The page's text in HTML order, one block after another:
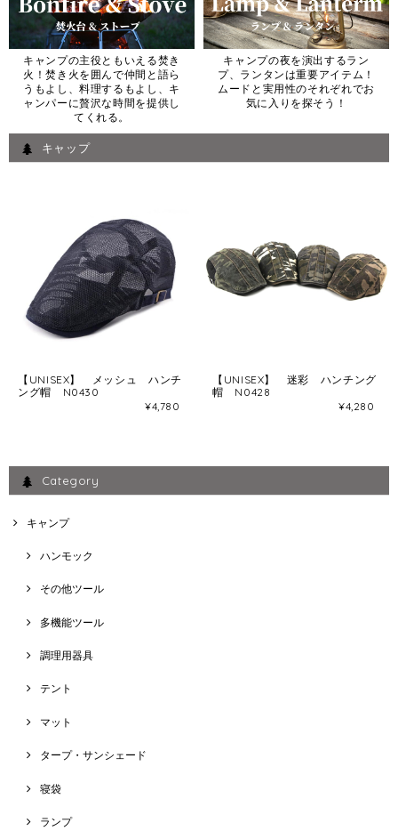
キャンプの主役ともいえる焚き
火！焚き火を囲んで仲間と語ら
うもよし、料理するもよし、キ
ャンパーに贅沢な時間を提供し
てくれる。
キャンプの夜を演出するラン
プ、ランタンは重要アイテム！
ムードと実用性のそれぞれでお
気に入りを探そう！
キャップ
【UNISEX】 メッシュ ハンチ
ング帽 N0430
¥4,780
【UNISEX】 迷彩 ハンチング
帽 N0428
¥4,280
Category
キャンプ
ハンモック
その他ツール
多機能ツール
調理用器具
テント
マット
タープ・サンシェード
寝袋
ランプ